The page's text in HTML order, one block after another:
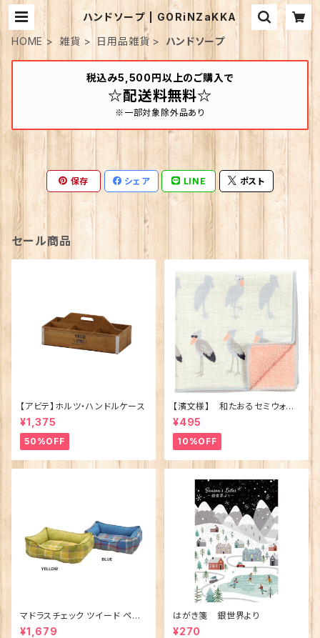
ハンドソープ | GORiNZaKKA
HOME
雑貨 日用品雑貨 ハンドソープ
税込み5,500円以上のご購入で
☆配送料無料☆
※一部対象除外品あり
保存 シェア LINE ポスト
セール商品
【アビテ】ホルツ・ハンドルケース
¥1,375
50%OFF
【濱文様】 和たおるセミウォッ
シュ ごきげんハシビロコウ
(日本製)
¥495
10%OFF
マドラスチェック ツイード ペット
ベッド（犬猫用）M
¥1,679
はがき箋 銀世界より
¥270